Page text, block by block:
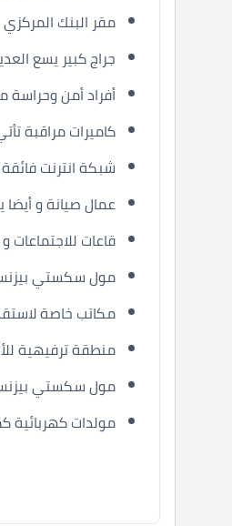
مقر البنك
جراج كبير يسع
أفراد أمن
كاميرات مراقبة تأتي
شبكة انترنت
عمال صيانة و
قاعات للاجتماعات و
مول سكستي
مكاتب خاصة
منطقة ترفيهية
مول سكستي بيزنس بارك
مولدات كهربائية